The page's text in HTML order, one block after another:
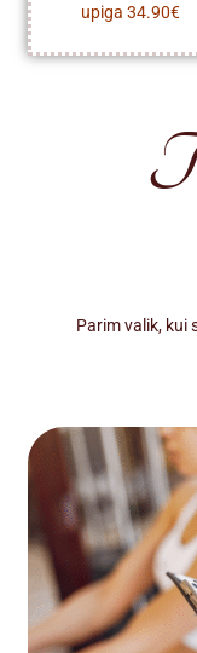
upiga 34.90€
Parim valik, kui